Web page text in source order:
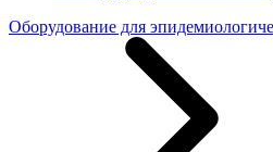
Оборудование для